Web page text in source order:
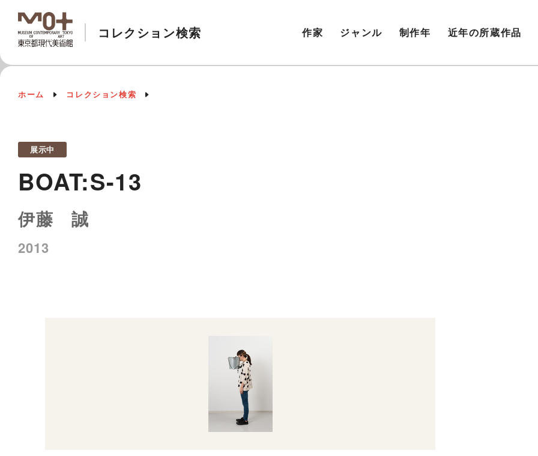
コレクション検索 作家 ジャンル 制作年 近年の所蔵作品
ホーム コレクション検索
展示中
BOAT:S-13
伊藤 誠
2013